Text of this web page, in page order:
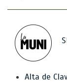
Alta de